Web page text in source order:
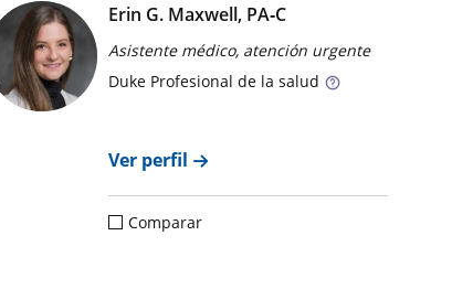
Erin G. Maxwell, PA‑C
Asistente médico, atención urgente
Duke Profesional de la salud
Ver perfil
Comparar